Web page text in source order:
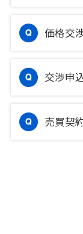
価格交
交渉申
売買契